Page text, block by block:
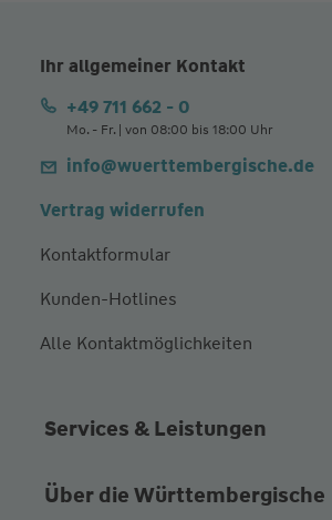
Ihr allgemeiner Kontakt
+49 711 662 - 0
Mo. - Fr. | von 08:00 bis 18:00 Uhr
info@wuerttembergische.de
Vertrag widerrufen
Kontaktformular
Kunden-Hotlines
Alle Kontaktmöglichkeiten
Services & Leistungen
Über die Württembergische